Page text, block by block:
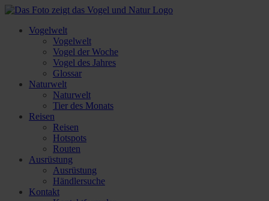
Vogelwelt
Vogelwelt
Vogel der Woche
Vogel des Jahres
Glossar
Naturwelt
Naturwelt
Tier des Monats
Reisen
Reisen
Hotspots
Routen
Ausrüstung
Ausrüstung
Händlersuche
Kontakt